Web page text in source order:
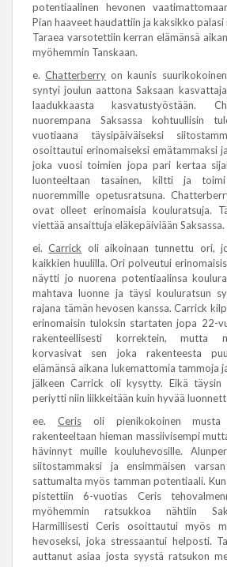
potentiaalinen hevonen
Pian haaveet haudattiin ja kaksikko
Taraea varsotettiin kerran elämänsä
myöhemmin Tanskaan.
e.Chatterberry on kaunis
syntyi joulun aattona Saksaan
laadukkaasta kasvatustyöstään.
nuorempana Saksassa kohtuullisin
vuotiaana täysipäiväiseksi
osoittautui erinomaiseksi emätammaksi
joka vuosi toimien jopa pari kertaa
luonteeltaan tasainen, kiltti ja
nuoremmille opetusratsuna.
ovat olleet erinomaisia kouluratsuja.
viettää ansaittuja eläkepäiviään Saksassa.
ei.Carrick oli aikoinaan tunnettu ori,
kaikkien huulilla. Ori polveutui
näytti jo nuorena potentiaalinsa
mahtava luonne ja täysi kouluratsun
rajana tämän hevosen kanssa. Carrick
erinomaisin tuloksin startaten jopa 22-
rakenteellisesti korrektein, mutta
korvasivat sen joka rakenteesta
elämänsä aikana lukemattomia tammoja
jälkeen Carrick oli kysytty. Eikä täysin
periytti niin liikkeitään kuin hyvää
ee. Cerisoli pienikokoinen
rakenteeltaan hieman massiivisempi
hävinnyt muille kouluhevosille.
siitostammaksi ja ensimmäisen
sattumalta myös tamman potentiaali.
pistettiin 6-vuotias Ceris
myöhemmin ratsukkoa nähtiin
Harmillisesti Ceris osoittautui myös
hevoseksi, joka stressaantui helposti.
auttanut asiaa josta syystä ratsukon